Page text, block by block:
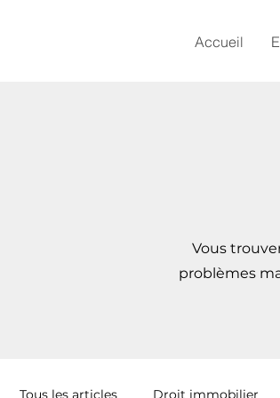
Accueil
Vous
problèmes
Tous les articles Droit immobilier